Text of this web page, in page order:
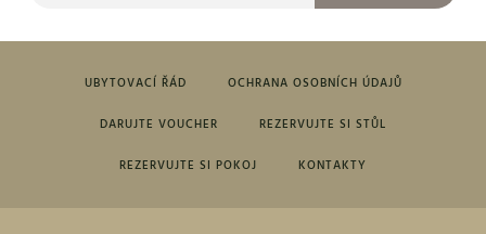
UBYTOVACÍ ŘÁD OCHRANA OSOBNÍCH ÚDAJŮ
DARUJTE VOUCHER REZERVUJTE SI STŮL
REZERVUJTE SI POKOJ KONTAKTY